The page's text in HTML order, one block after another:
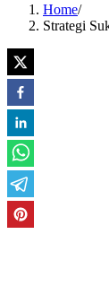
Home/
Strategi